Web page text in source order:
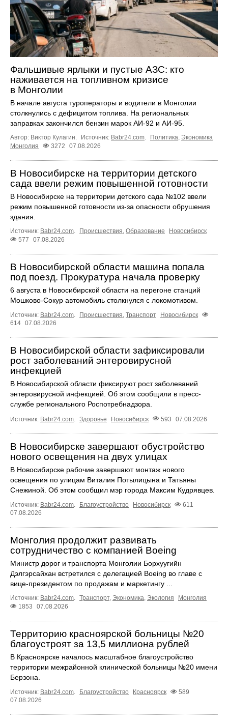
Фальшивые ярлыки и пустые АЗС: кто
наживается на топливном кризисе
в Монголии
В начале августа туроператоры и водители в Монголии
столкнулись с дефицитом топлива. На региональных
заправках закончился бензин марок АИ-92 и АИ-95.
Автор: Виктор Кулагин. Источник: Babr24.com. Политика, Экономика
Монголия
3272 07.08.2026
В Новосибирске на территории детского
сада ввели режим повышенной готовности
В Новосибирске на территории детского сада №102 ввели
режим повышенной готовности из-за опасности обрушения
здания.
Источник: Babr24.com. Происшествия, Образование
Новосибирск
577
07.08.2026
В Новосибирской области машина попала
под поезд. Прокуратура начала проверку
6 августа в Новосибирской области на перегоне станций
Мошково-Сокур автомобиль столкнулся с локомотивом.
Источник: Babr24.com. Происшествия, Транспорт
Новосибирск
614 07.08.2026
В Новосибирской области зафиксировали
рост заболеваний энтеровирусной
инфекцией
В Новосибирской области фиксируют рост заболеваний
энтеровирусной инфекцией. Об этом сообщили в пресс-
службе регионального Роспотребнадзора.
Источник: Babr24.com Здоровье Новосибирск 593 07.08.2026
В Новосибирске завершают обустройство
нового освещения на двух улицах
В Новосибирске рабочие завершают монтаж нового
освещения по улицам Виталия Потылицына и Татьяны
Снежиной. Об этом сообщил мэр города Максим Кудрявцев.
Источник: Babr24.com Благоустройство Новосибирск
611
07.08.2026
Монголия продолжит развивать
сотрудничество с компанией Boeing
Министр дорог и транспорта Монголии Борхуугийн
Дэлгэрсайхан встретился с делегацией Boeing во главе с
вице-президентом по продажам и маркетингу ...
Источник: Babr24.com Транспорт, Экономика Экология
Монголия
1853
07.08.2026
Территорию красноярской больницы №20
благоустроят за 13,5 миллиона рублей
В Красноярске началось масштабное благоустройство
территории межрайонной клинической больницы №20 имени
Берзона.
Источник: Babr24.com. Благоустройство Красноярск
589
07.08.2026